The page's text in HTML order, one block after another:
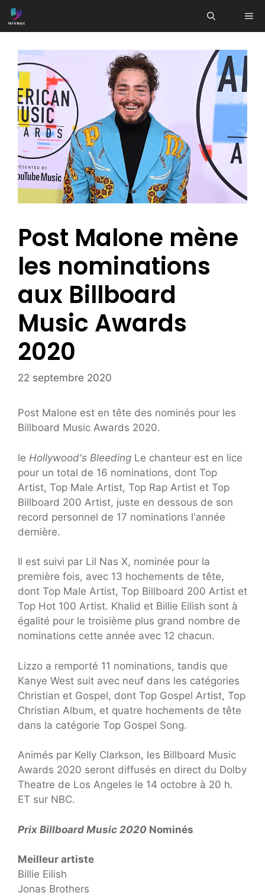
Aller
au
Post Malone mène
les nominations
aux Billboard
Music Awards
2020
22 septembre 2020
Post Malone est en tête des nominés pour les
Billboard Music Awards 2020.
le Hollywood's Bleeding Le chanteur est en lice
pour un total de 16 nominations, dont Top
Artist, Top Male Artist, Top Rap Artist et Top
Billboard 200 Artist, juste en dessous de son
record personnel de 17 nominations l'année
dernière.
Il est suivi par Lil Nas X, nominée pour la
première fois, avec 13 hochements de tête,
dont Top Male Artist, Top Billboard 200 Artist et
Top Hot 100 Artist. Khalid et Billie Eilish sont à
égalité pour le troisième plus grand nombre de
nominations cette année avec 12 chacun.
Lizzo a remporté 11 nominations, tandis que
Kanye West suit avec neuf dans les catégories
Christian et Gospel, dont Top Gospel Artist, Top
Christian Album, et quatre hochements de tête
dans la catégorie Top Gospel Song.
Animés par Kelly Clarkson, les Billboard Music
Awards 2020 seront diffusés en direct du Dolby
Theatre de Los Angeles le 14 octobre à 20 h.
ET sur NBC.
Prix ​​Billboard Music 2020 Nominés
Meilleur artiste
Billie Eilish
Jonas Brothers